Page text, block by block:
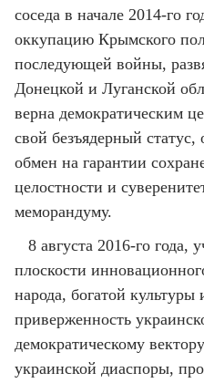
соседа в начале 2014-го
оккупацию Крымского
последующей войны,
Донецкой и Луганской
верна демократическим
свой безъядерный статус,
обмен на гарантии
целостности и
меморандуму.
8 августа 2016-го года,
плоскости
народа, богатой
приверженность
демократическому
украинской диаспоры,